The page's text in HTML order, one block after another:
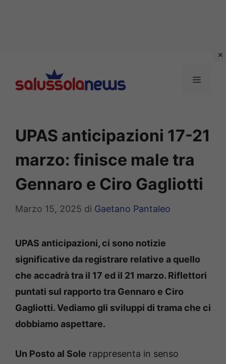
contenuto
MENU
UPAS anticipazioni 17-21
marzo: finisce male tra
Gennaro e Ciro Gagliotti
Marzo 15, 2025 di Gaetano Pantaleo
UPAS anticipazioni, ci sono notizie
significative da registrare relative a quello
che accadrà tra il 17 ed il 21 marzo. Riflettori
puntati sul rapporto tra Gennaro e Ciro
Gagliotti. Vediamo gli sviluppi di trama che ci
dobbiamo aspettare.
Un Posto al Sole rappresenta in senso